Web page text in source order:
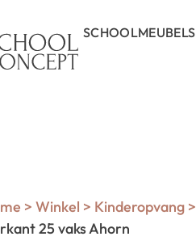
SCHOOLMEUBELS
> Winkel > Kinderopvang >
25 vaks Ahorn